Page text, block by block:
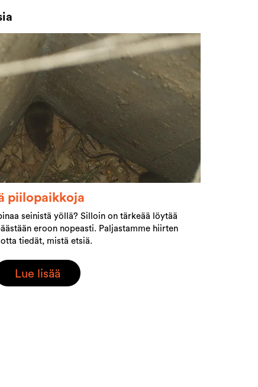
piilopaikkoja
seinistä yöllä? Silloin on tärkeää löytää
eroon nopeasti. Paljastamme hiirten
tiedät, mistä etsiä.
Lue lisää